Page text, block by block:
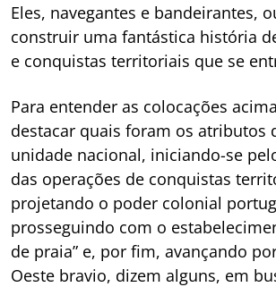
Eles, navegantes e bandeirantes,
construir uma fantástica história
e conquistas territoriais que se
Para entender as colocações
destacar quais foram os atributos
unidade nacional, iniciando-se
das operações de conquistas
projetando o poder colonial
prosseguindo com o
de praia” e, por fim, avançando
Oeste bravio, dizem alguns, em